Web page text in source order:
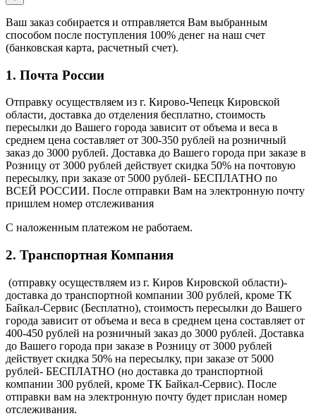
Ваш заказ собирается и отправляется Вам выбранным
способом после поступления 100% денег на наш счет
(банковская карта, расчетный счет).
1. Почта России
Отправку осуществляем из г. Кирово-Чепецк Кировской
области, доставка до отделения бесплатно, стоимость
пересылки до Вашего города зависит от объема и веса в
среднем цена составляет от 300-350 рублей на розничный
заказ до 3000 рублей. Доставка до Вашего города при заказе в
Розницу от 3000 рублей действует скидка 50% на почтовую
пересылку, при заказе от 5000 рублей- БЕСПЛАТНО по
ВСЕЙ РОССИИ. После отправки Вам на электронную почту
пришлем номер отслеживания
С наложенным платежом не работаем.
2. Транспортная Компания
(отправку осуществляем из г. Киров Кировской области)-
доставка до транспортной компании 300 рублей, кроме ТК
Байкал-Сервис (Бесплатно), стоимость пересылки до Вашего
города зависит от объема и веса в среднем цена составляет от
400-450 рублей на розничный заказ до 3000 рублей. Доставка
до Вашего города при заказе в Розницу от 3000 рублей
действует скидка 50% на пересылку, при заказе от 5000
рублей- БЕСПЛАТНО (но доставка до транспортной
компании 300 рублей, кроме ТК Байкал-Сервис). После
отправки вам на электронную почту будет прислан номер
отслеживания.